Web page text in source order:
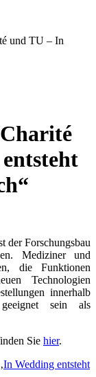
und TU – In
der Forschungsbau
Mediziner und
die Funktionen
Technologien
innerhalb
sein als
Sie hier.
In Wedding entsteht